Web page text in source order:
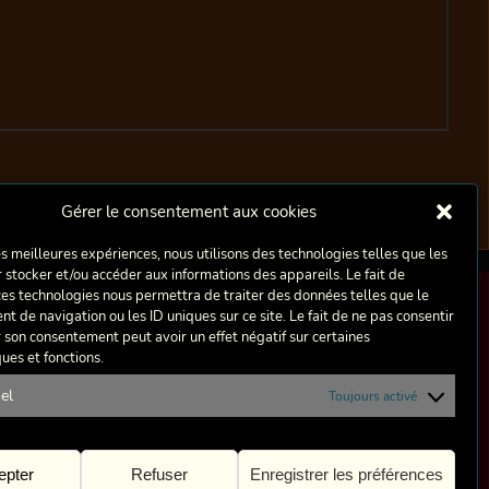
Gérer le consentement aux cookies
meilleures expériences, nous utilisons des technologies telles que les
stocker et/ou accéder aux informations des appareils. Le fait de
technologies nous permettra de traiter des données telles que le
de navigation ou les ID uniques sur ce site. Le fait de ne pas consentir
consentement peut avoir un effet négatif sur certaines
et fonctions.
Toujours activé
Refuser Enregistrer les préférences
en 1975 par deux professeurs d’Art Dramatique de
Lombard, suite au montage de la pièce de
et Artistique de Berchem-Sainte-Agathe et avec
donner naissance à une petite troupe.
le plus large possible, sans se limiter à un type